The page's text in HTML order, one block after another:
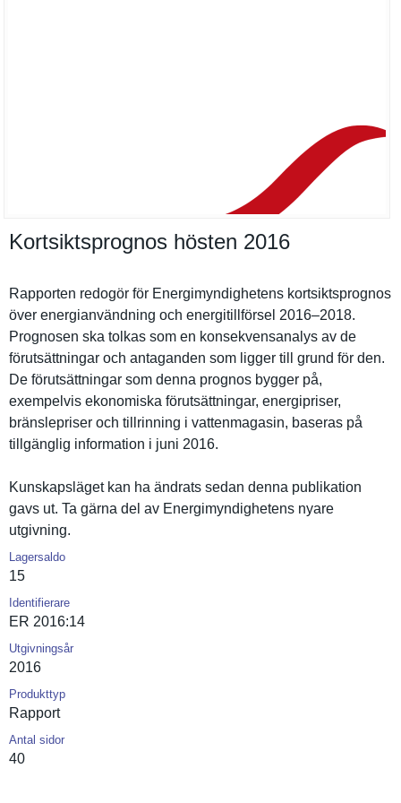
Kortsiktsprognos hösten 2016
Rapporten redogör för Energimynd­ighetens kortsiktsp­rognos
över energianvä­ndning och energitill­försel 2016–2018.
Prognosen ska tolkas som en konsekvens­analys av de
förutsättn­ingar och antaganden som ligger till grund för den.
De förutsättn­ingar som denna prognos bygger på,
exempelvis ekonomiska förutsättn­ingar, energipris­er,
bränslepri­ser och tillrinnin­g i vattenmaga­sin, baseras på
tillgängli­g informatio­n i juni 2016.
Kunskapslä­get kan ha ändrats sedan denna publikatio­n
gavs ut. Ta gärna del av Energimynd­ighetens nyare
utgivning.
Lagersaldo
15
Identifierare
ER 2016:14
Utgivningsår
2016
Produkttyp
Rapport
Antal sidor
40